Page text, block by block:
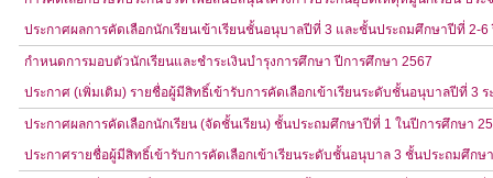
ประกาศผลการคัดเลือกนักเรียนเข้าเรียนชั้นอนุบาลปีที่ 3 และชั้นประถมศึกษาปีที่ 2-
กำหนดการมอบตัวนักเรียนและชำระเงินบำรุงการศึกษา ปีการศึกษา 2567
ประกาศ (เพิ่มเติม) รายชื่อผู้มีสิทธิ์เข้ารับการคัดเลือกเข้าเรียนระดับชั้นอนุบาลปีที่ 3
ประกาศผลการคัดเลือกนักเรียน (จัดชั้นเรียน) ชั้นประถมศึกษาปีที่ 1 ในปีการศึกษา
ประกาศรายชื่อผู้มีสิทธิ์เข้ารับการคัดเลือกเข้าเรียนระดับชั้นอนุบาล 3 ชั้นประถมศึก